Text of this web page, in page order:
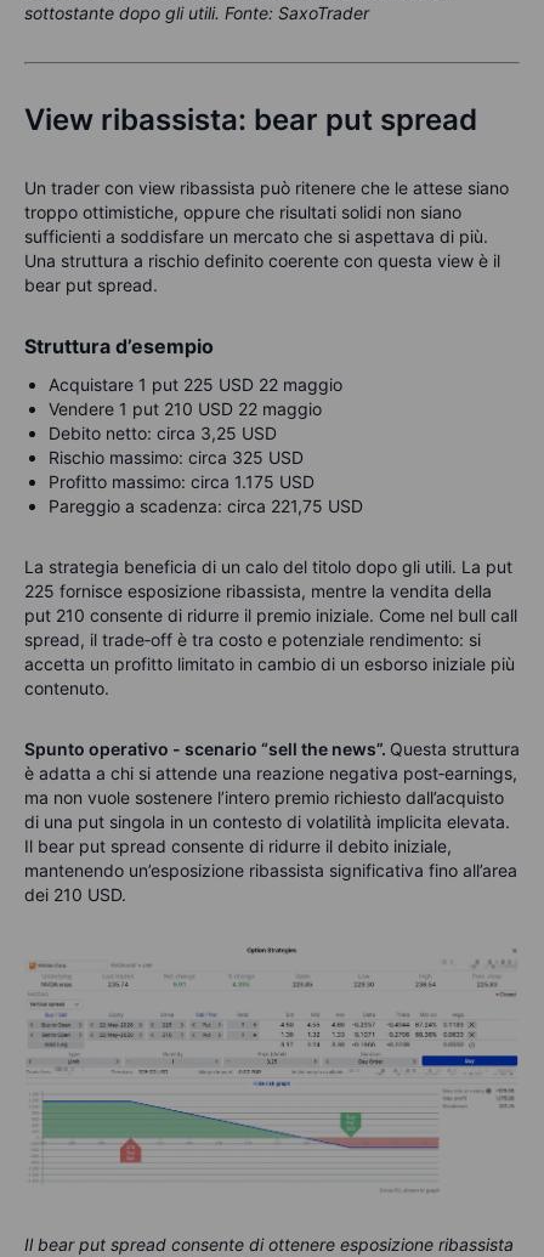
sottostante dopo gli utili. Fonte: SaxoTrader
View ribassista: bear put spread
Un trader con view ribassista può ritenere che le attese siano
troppo ottimistiche, oppure che risultati solidi non siano
sufficienti a soddisfare un mercato che si aspettava di più.
Una struttura a rischio definito coerente con questa view è il
bear put spread.
Struttura d’esempio
Acquistare 1 put 225 USD 22 maggio
Vendere 1 put 210 USD 22 maggio
Debito netto: circa 3,25 USD
Rischio massimo: circa 325 USD
Profitto massimo: circa 1.175 USD
Pareggio a scadenza: circa 221,75 USD
La strategia beneficia di un calo del titolo dopo gli utili. La put
225 fornisce esposizione ribassista, mentre la vendita della
put 210 consente di ridurre il premio iniziale. Come nel bull call
spread, il trade‑off è tra costo e potenziale rendimento: si
accetta un profitto limitato in cambio di un esborso iniziale più
contenuto.
Spunto operativo - scenario “sell the news”. Questa struttura
è adatta a chi si attende una reazione negativa post‑earnings,
ma non vuole sostenere l’intero premio richiesto dall’acquisto
di una put singola in un contesto di volatilità implicita elevata.
Il bear put spread consente di ridurre il debito iniziale,
mantenendo un’esposizione ribassista significativa fino all’area
dei 210 USD.
Il bear put spread consente di ottenere esposizione ribassista